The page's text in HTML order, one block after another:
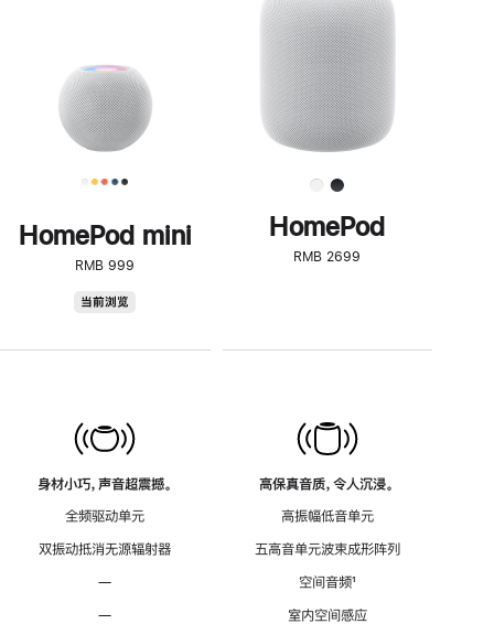
HomePod mini
RMB 999
当前浏览
身材小巧，声音超震撼。
全频驱动单元
双振动抵消无源辐射器
—
—
了
解
HomePod<
HomePod
RMB 2699
高保真音质，令人沉浸。
高振幅低音单元
五高音单元波束成形阵列
空间音频脚
¹
室内空间感应